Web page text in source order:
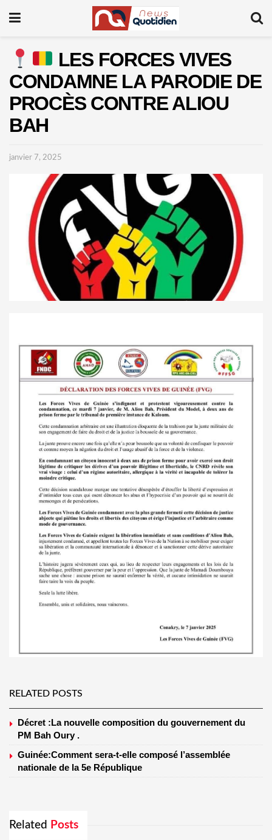
LES FORCES VIVES
CONDAMNE LA PARODIE DE
PROCÈS CONTRE ALIOU
BAH
janvier 7, 2025
RELATED POSTS
Décret :La nouvelle composition du gouvernement du
PM Bah Oury .
Guinée:Comment sera-t-elle composé l’assemblée
nationale de la 5e République
Related Posts